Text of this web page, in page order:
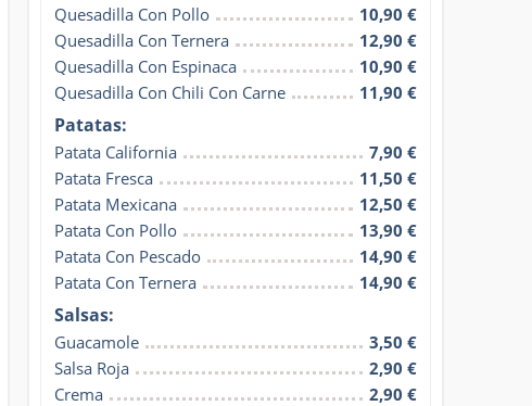
Quesadilla Con Pollo
10,90 €
Quesadilla Con Ternera
12,90 €
Quesadilla Con Espinaca
10,90 €
Quesadilla Con Chili Con Carne
11,90 €
Patatas:
Patata California
7,90 €
Patata Fresca
11,50 €
Patata Mexicana
12,50 €
Patata Con Pollo
13,90 €
Patata Con Pescado
14,90 €
Patata Con Ternera
14,90 €
Salsas:
Guacamole
3,50 €
Salsa Roja
2,90 €
Crema
2,90 €